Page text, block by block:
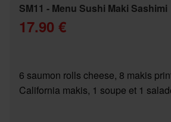
SM11 - Menu Sushi Maki Sashimi
17.90 €
6 saumon rolls cheese, 8 makis
California makis, 1 soupe et 1